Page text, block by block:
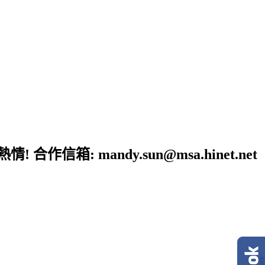
! 合作信箱: mandy.sun@msa.hinet.net